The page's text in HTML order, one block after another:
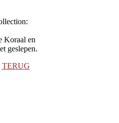
Koraal en
geslepen.
TERUG